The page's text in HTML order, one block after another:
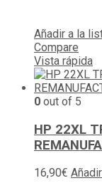
Añadir a la
Compare
Vista rápida
0 out of 5
HP 22XL
16,90€